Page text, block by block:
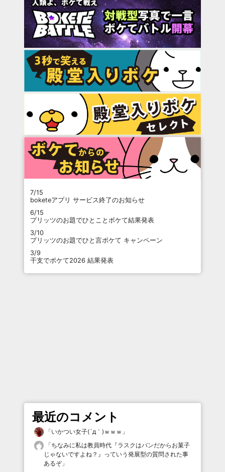
7/15
boketeアプリ サービス終了のお知らせ
6/15
プリッツのお題でひとことボケて結果発表
3/10
プリッツのお題でひと言ボケて キャンペーン
3/9
干支でボケて2026 結果発表
最近のコメント
「いかつい女子(´д｀)ｗｗｗ 」
「ちなみに私は教員時代『ラスクはパンだからお菓子
じゃないですよね？』っていう発展型の質問された事
あるぞ」